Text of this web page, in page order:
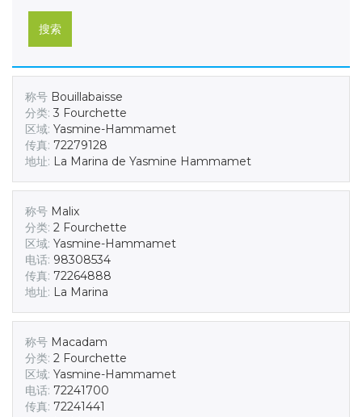
搜索
称号 Bouillabaisse
分类: 3 Fourchette
区域: Yasmine-Hammamet
传真: 72279128
地址: La Marina de Yasmine Hammamet
称号 Malix
分类: 2 Fourchette
区域: Yasmine-Hammamet
电话: 98308534
传真: 72264888
地址: La Marina
称号 Macadam
分类: 2 Fourchette
区域: Yasmine-Hammamet
电话: 72241700
传真: 72241441